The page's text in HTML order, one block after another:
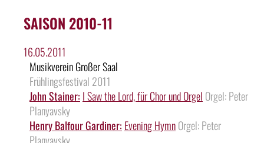
SAISON 2010-11
16.05.2011
Musikverein Großer Saal
Frühlingsfestival 2011
John Stainer: I Saw the Lord, für Chor und Orgel Orgel: Peter
Planyavsky
Henry Balfour Gardiner: Evening HymnOrgel: Peter
Planyavsky